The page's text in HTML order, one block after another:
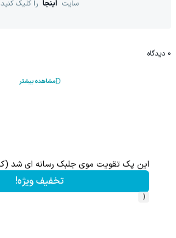
سایت اینجا را کلیک کنید
0 دیدگاه
مشاهده بیشتر
با خرید اول از گریم 200 سوت هدیه بگیر
کلیک کن!
‹